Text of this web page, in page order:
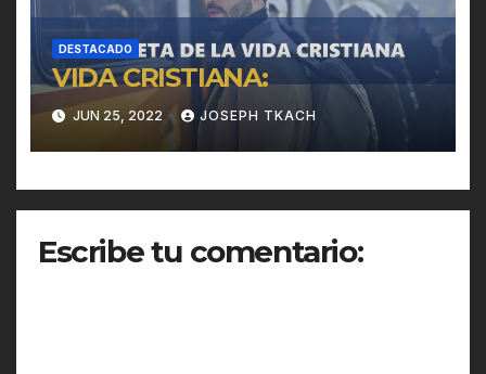
DESTACADO
VIDA CRISTIANA:
JUN 25, 2022 JOSEPH TKACH
Escribe tu comentario: